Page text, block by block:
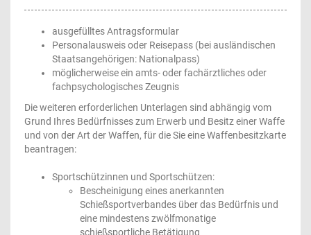
ausgefülltes Antragsformular
Personalausweis oder Reisepass (bei ausländischen
Staatsangehörigen: Nationalpass)
möglicherweise ein amts- oder fachärztliches oder
fachpsychologisches Zeugnis
Die weiteren erforderlichen Unterlagen sind abhängig vom
Grund Ihres Bedürfnisses zum Erwerb und Besitz einer Waffe
und von der Art der Waffen, für die Sie eine Waffenbesitzkarte
beantragen:
Sportschützinnen und Sportschützen:
Bescheinigung eines anerkannten
Schießsportverbandes über das Bedürfnis und
eine mindestens zwölfmonatige
schießsportliche Betätigung